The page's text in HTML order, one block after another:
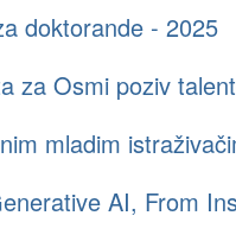
doktorande - 2025
za Osmi poziv
mladim
AI, From